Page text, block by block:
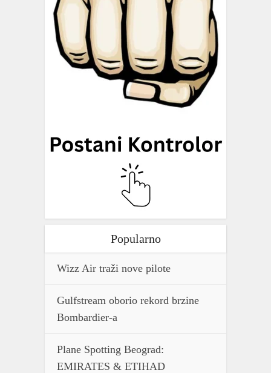
Popularno
Wizz Air traži nove pilote
Gulfstream oborio rekord brzine
Bombardier-a
Plane Spotting Beograd:
EMIRATES & ETIHAD